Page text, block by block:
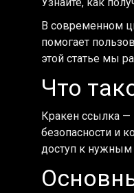
В современном
помогает
этой статье мы
Что
Кракен ссылка —
безопасности и
доступ к